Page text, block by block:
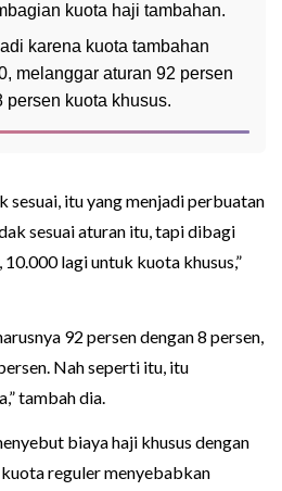
kuota haji tambahan.
karena kuota tambahan
melanggar aturan 92 persen
persen kuota khusus.
sesuai, itu yang menjadi perbuatan
sesuai aturan itu, tapi dibagi
lagi untuk kuota khusus,”
92 persen dengan 8 persen,
Nah seperti itu, itu
tambah dia.
biaya haji khusus dengan
reguler menyebabkan